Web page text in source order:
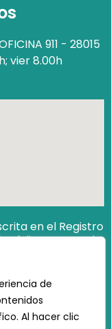
de
Al hacer clic
911 - 28015
vier 8.00h
en el Registro
Código Seguro de